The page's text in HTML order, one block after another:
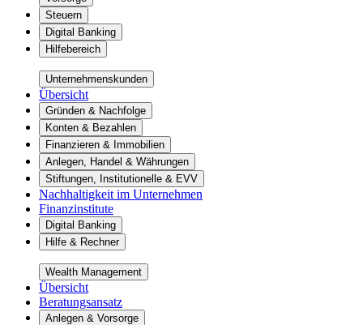
Steuern
Digital Banking
Hilfebereich
Unternehmenskunden
Übersicht
Gründen & Nachfolge
Konten & Bezahlen
Finanzieren & Immobilien
Anlegen, Handel & Währungen
Stiftungen, Institutionelle & EVV
Nachhaltigkeit im Unternehmen
Finanzinstitute
Digital Banking
Hilfe & Rechner
Wealth Management
Übersicht
Beratungsansatz
Anlegen & Vorsorge